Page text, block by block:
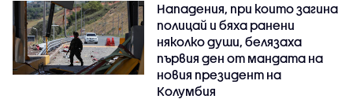
Нападения, при които загина
полицай и бяха ранени
няколко души, белязаха
първия ден от мандата на
новия президент на
Колумбия